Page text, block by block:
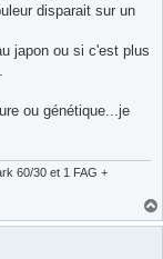
disparait sur un
japon ou si c'est plus
ou génétique...je
60/30 et 1 FAG +